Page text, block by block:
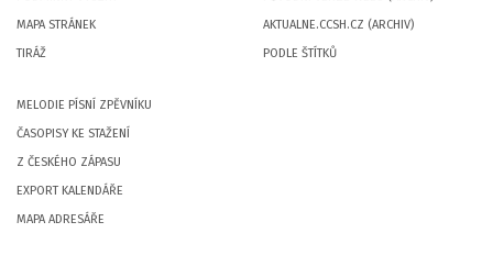
MAPA STRÁNEK
TIRÁŽ
AKTUALNE.CCSH.CZ (ARCHIV)
PODLE ŠTÍTKŮ
MELODIE PÍSNÍ ZPĚVNÍKU
ČASOPISY KE STAŽENÍ
Z ČESKÉHO ZÁPASU
EXPORT KALENDÁŘE
MAPA ADRESÁŘE